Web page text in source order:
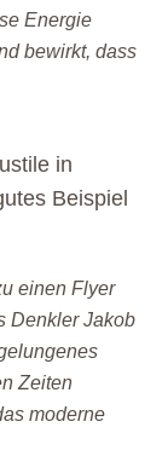
Energie
bewirkt, dass
in
Beispiel
einen Flyer
Denkler Jakob
Zeiten
moderne